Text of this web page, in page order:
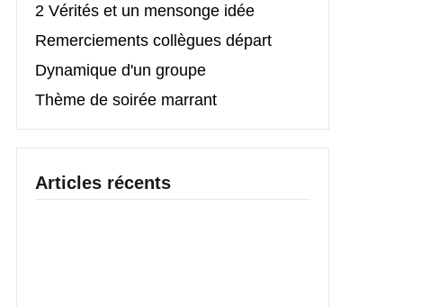
2 Vérités et un mensonge idée
Remerciements collègues départ
Dynamique d'un groupe
Thème de soirée marrant
Articles récents